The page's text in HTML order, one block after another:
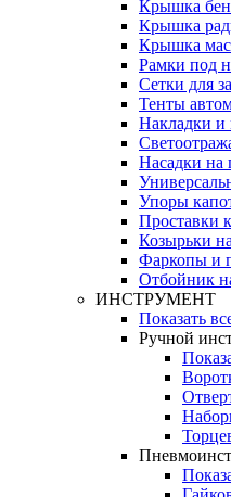
Крышка
Крышка
Крышка
Рамки под
Сетки для
Тенты
Накладки и
Насадки на
Упоры
Проставки
Козырьки
Фаркопы и
Отбойник
ИНСТРУМЕНТ
Показать
Ручной